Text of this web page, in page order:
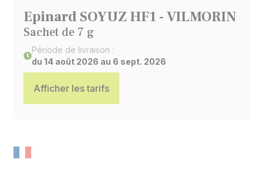
Epinard SOYUZ HF1 - VILMORIN
Sachet de 7 g
Période de livraison :
du 14 août 2026 au 6 sept. 2026
Afficher les tarifs